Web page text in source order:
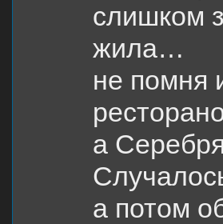
слишком
жила…
не помня
а
а потом